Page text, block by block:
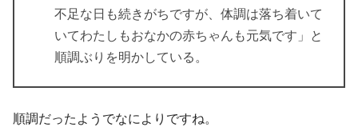
不足な日も続きがちですが、体調は落ち着いて
いてわたしもおなかの赤ちゃんも元気です」と
順調ぶりを明かしている。
順調だったようでなによりですね。